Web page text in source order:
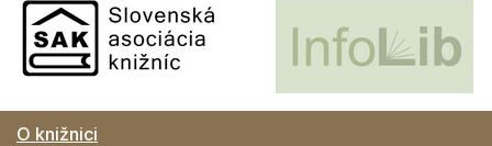
O knižnici